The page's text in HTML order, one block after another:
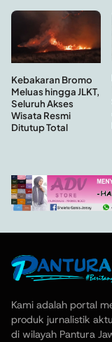
Kebakaran Bromo
Meluas hingga JLKT,
Seluruh Akses
Wisata Resmi
Ditutup Total
Kami adalah portal
produk jurnalistik
di wilayah Pantura